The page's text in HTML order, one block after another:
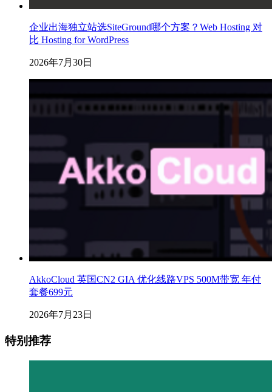
企业出海独立站选SiteGround哪个方案？Web Hosting 对
比 Hosting for WordPress
2026年7月30日
AkkoCloud 英国CN2 GIA 优化线路VPS 500M带宽 年付
套餐699元
2026年7月23日
特别推荐